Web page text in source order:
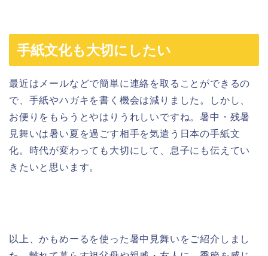
手紙文化も大切にしたい
最近はメールなどで簡単に連絡を取ることができるの
で、手紙やハガキを書く機会は減りました。しかし、
お便りをもらうとやはりうれしいですね。暑中・残暑
見舞いは暑い夏を過ごす相手を気遣う日本の手紙文
化。時代が変わっても大切にして、息子にも伝えてい
きたいと思います。
以上、かもめーるを使った暑中見舞いをご紹介しまし